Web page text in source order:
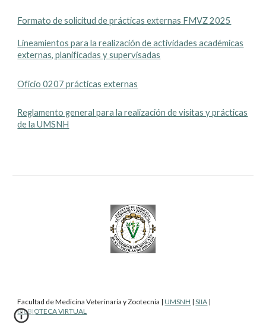
Formato de solicitud de prácticas externas FMVZ 2025
Lineamientos para la realización de actividades académicas
externas, planificadas y supervisadas
Oficio 0207 prácticas externas
Reglamento general para la realización de visitas y prácticas
de la UMSNH
Facultad de Medicina Veterinaria y Zootecnia | UMSNH |SIIA |
BILBIOTECA VIRTUAL